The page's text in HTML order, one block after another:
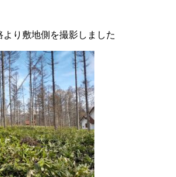
り敷地側を撮影しました